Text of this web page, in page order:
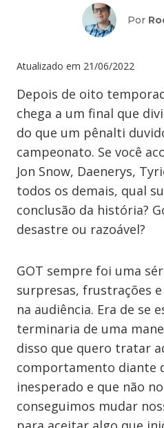
Por
Atualizado em 21/06/2022
Depois de oito
chega a um final que
do que um pênalti
campeonato. Se você
Jon Snow, Daenerys,
todos os demais, qual
conclusão da história?
desastre ou razoável?
GOT sempre foi uma
surpresas, frustrações
na audiência. Era de se
terminaria de uma
disso que quero tratar
comportamento diante
inesperado e que não
conseguimos mudar